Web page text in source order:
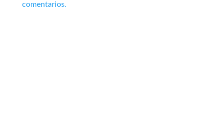
comentarios.